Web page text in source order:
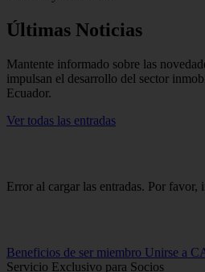
Últimas Noticias
Mantente informado sobre las
impulsan el desarrollo del sector
Ecuador.
Ver todas las entradas
Error al cargar las entradas. Por favor,
Beneficios de ser miembro Unirse a
Servicio Exclusivo para Socios